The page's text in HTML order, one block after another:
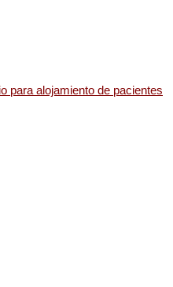
para alojamiento de pacientes